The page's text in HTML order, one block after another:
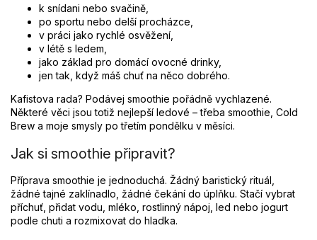
k snídani nebo svačině,
po sportu nebo delší procházce,
v práci jako rychlé osvěžení,
v létě s ledem,
jako základ pro domácí ovocné drinky,
jen tak, když máš chuť na něco dobrého.
Kafistova rada? Podávej smoothie pořádně vychlazené.
Některé věci jsou totiž nejlepší ledové – třeba smoothie, Cold
Brew a moje smysly po třetím pondělku v měsíci.
Jak si smoothie připravit?
Příprava smoothie je jednoduchá. Žádný baristický rituál,
žádné tajné zaklínadlo, žádné čekání do úplňku. Stačí vybrat
příchuť, přidat vodu, mléko, rostlinný nápoj, led nebo jogurt
podle chuti a rozmixovat do hladka.